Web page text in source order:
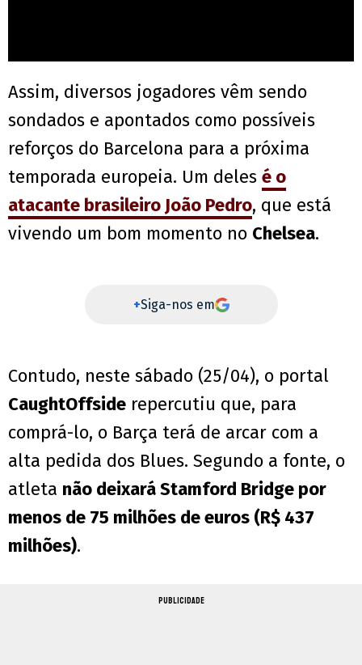
Assim, diversos jogadores vêm sendo
sondados e apontados como possíveis
reforços do Barcelona para a próxima
temporada europeia. Um deles é o
atacante brasileiro João Pedro, que está
vivendo um bom momento no Chelsea.
+Siga-nos em
Contudo, neste sábado (25/04), o portal
CaughtOffside repercutiu que, para
comprá-lo, o Barça terá de arcar com a
alta pedida dos Blues. Segundo a fonte, o
atleta não deixará Stamford Bridge por
menos de 75 milhões de euros (R$ 437
milhões).
PUBLICIDADE